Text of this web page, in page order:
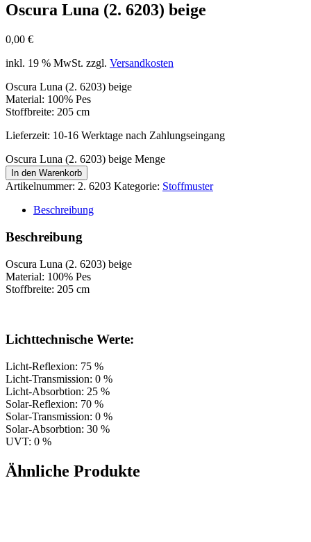
Oscura Luna (2. 6203) beige
0,00 €
inkl. 19 % MwSt. zzgl. Versandkosten
Oscura Luna (2. 6203) beige
Material: 100% Pes
Stoffbreite: 205 cm
Lieferzeit: 10-16 Werktage nach Zahlungseingang
Oscura Luna (2. 6203) beige Menge
In den Warenkorb
Artikelnummer: 2. 6203 Kategorie: Stoffmuster
Beschreibung
Beschreibung
Oscura Luna (2. 6203) beige
Material: 100% Pes
Stoffbreite: 205 cm
Lichttechnische Werte:
Licht-Reflexion: 75 %
Licht-Transmission: 0 %
Licht-Absorbtion: 25 %
Solar-Reflexion: 70 %
Solar-Transmission: 0 %
Solar-Absorbtion: 30 %
UVT: 0 %
Ähnliche Produkte